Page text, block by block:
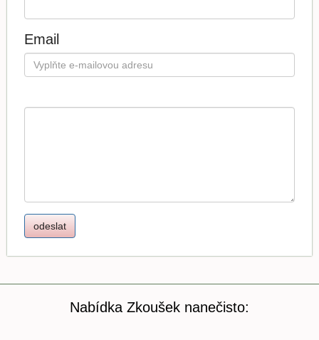
Email
Nabídka Zkoušek nanečisto: